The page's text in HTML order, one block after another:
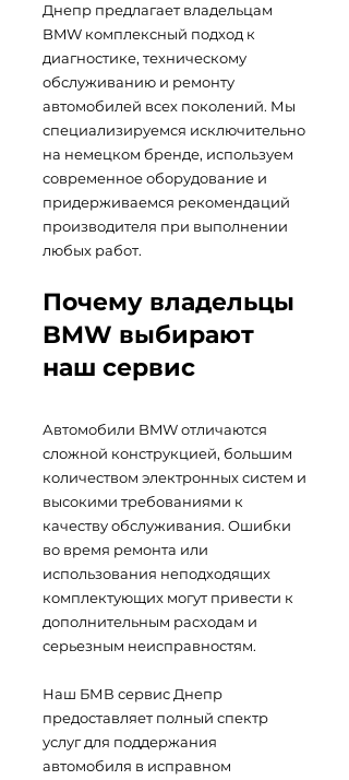
Днепр предлагает владельцам
BMW комплексный подход к
диагностике, техническому
обслуживанию и ремонту
автомобилей всех поколений. Мы
специализируемся исключительно
на немецком бренде, используем
современное оборудование и
придерживаемся рекомендаций
производителя при выполнении
любых работ.
Почему владельцы
BMW выбирают
наш сервис
Автомобили BMW отличаются
сложной конструкцией, большим
количеством электронных систем и
высокими требованиями к
качеству обслуживания. Ошибки
во время ремонта или
использования неподходящих
комплектующих могут привести к
дополнительным расходам и
серьезным неисправностям.
Наш БМВ сервис Днепр
предоставляет полный спектр
услуг для поддержания
автомобиля в исправном